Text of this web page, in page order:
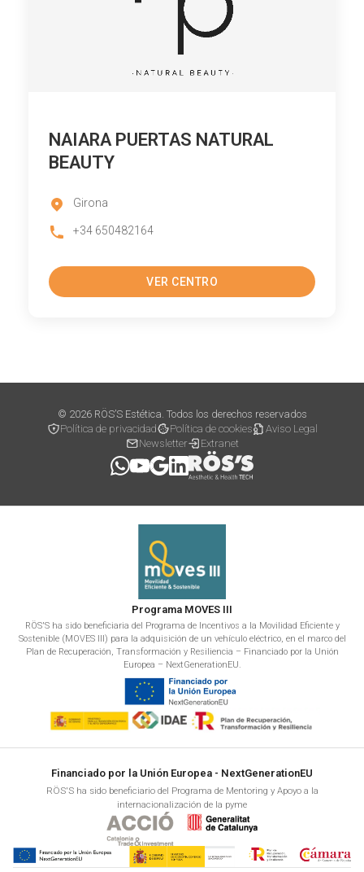
NAIARA PUERTAS NATURAL
BEAUTY
Girona
+34 650482164
VER CENTRO
© 2026 RÖS’S Estética. Todos los derechos reservados
Política de privacidad
Política de cookies
Aviso Legal
Newsletter
Extranet
Programa MOVES III
RÖS'S ha sido beneficiaria del Programa de Incentivos a la Movilidad Eficiente y
Sostenible (MOVES III) para la adquisición de un vehículo eléctrico, en el marco del
Plan de Recuperación, Transformación y Resiliencia – Financiado por la Unión
Europea – NextGenerationEU.
Financiado por la Unión Europea - NextGenerationEU
RÖS'S ha sido beneficiario del Programa de Mentoring y Apoyo a la
internacionalización de la pyme